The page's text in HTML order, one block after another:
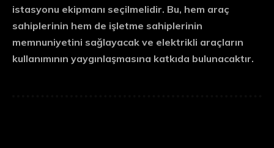
istasyonu ekipmanı seçilmelidir. Bu, hem araç
sahiplerinin hem de işletme sahiplerinin
memnuniyetini sağlayacak ve elektrikli araçların
kullanımının yaygınlaşmasına katkıda bulunacaktır.